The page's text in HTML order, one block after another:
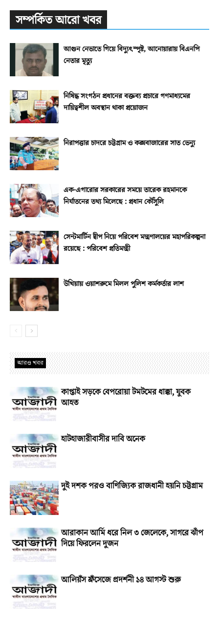
সম্পর্কিত আরো খবর
আগুন নেভাতে গিয়ে বিদ্যুৎস্পৃষ্ট, আনোয়ারায় বিএনপি
নেতার মৃত্যু
নিষিদ্ধ সংগঠন প্রধানের বক্তব্য প্রচারে গণমাধ্যমের
দায়িত্বশীল অবস্থান থাকা প্রয়োজন
নিরাপত্তার চাদরে চট্টগ্রাম ও কক্সবাজারের সাত ভেন্যু
এক-এগারোর সরকারের সময়ে তারেক রহমানকে
নির্যাতনের তথ্য মিলেছে : প্রধান কৌঁসুলি
সেন্টমার্টিন দ্বীপ নিয়ে পরিবেশ মন্ত্রণালয়ের মহাপরিকল্পনা
রয়েছে : পরিবেশ প্রতিমন্ত্রী
উখিয়ায় ওয়াশরুমে মিলল পুলিশ কর্মকর্তার লাশ
আরও খবর
কাপ্তাই সড়কে বেপরোয়া টমটমের ধাক্কা, যুবক
আহত
হাটহাজারীবাসীর দাবি অনেক
দুই দশক পরও বাণিজ্যিক রাজধানী হয়নি চট্টগ্রাম
আরাকান আর্মি ধরে নিল ৩ জেলেকে, সাগরে ঝাঁপ
দিয়ে ফিরলেন দুজন
আলিয়ঁস ফ্রঁসেজে প্রদর্শনী ১৪ আগস্ট শুরু